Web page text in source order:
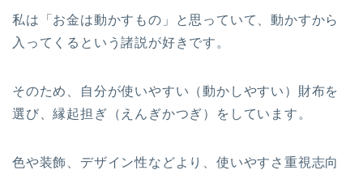
私は「お金は動かすもの」と思っていて、動かすから
入ってくるという諸説が好きです。
そのため、自分が使いやすい（動かしやすい）財布を
選び、縁起担ぎ（えんぎかつぎ）をしています。
色や装飾、デザイン性などより、使いやすさ重視志向